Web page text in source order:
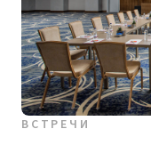
ВСТРЕЧИ